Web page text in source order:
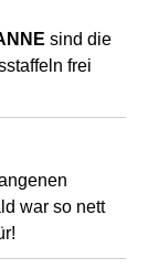
sind die
frei
war so nett